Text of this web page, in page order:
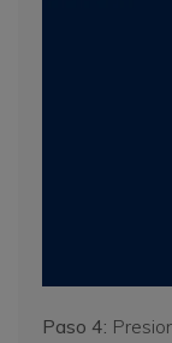
Paso 4: